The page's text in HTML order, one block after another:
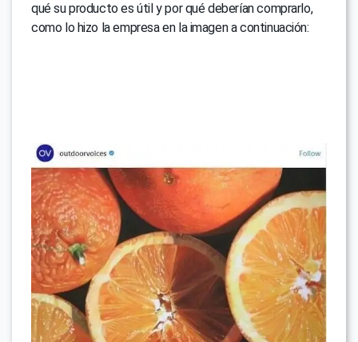
qué su producto es útil y por qué deberían comprarlo,
como lo hizo la empresa en la imagen a continuación: